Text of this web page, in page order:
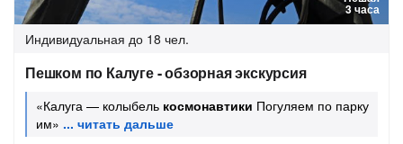
3 часа
Индивидуальная до 18 чел.
Пешком по Калуге - обзорная экскурсия
«Калуга — колыбель космонавтики Погуляем по парку
им»